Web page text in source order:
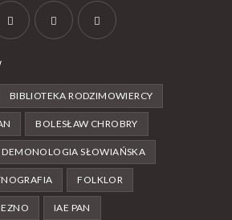
BIBLIOTEKA RODZIMOWIERCY
BOLESŁAW CHROBRY
DEMONOLOGIA SŁOWIAŃSKA
FOLKLOR
IAE PAN